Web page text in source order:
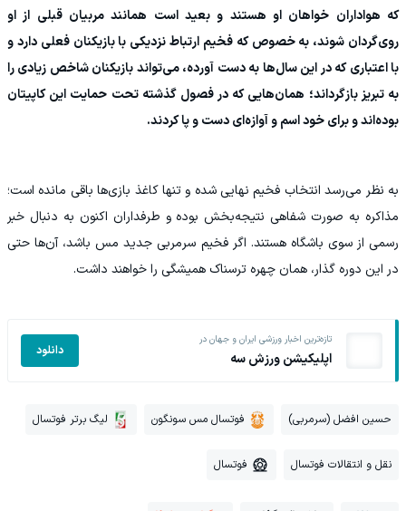
که هواداران خواهان او هستند و بعید است همانند مربیان قبلی از او
روی‌گردان شوند، به خصوص که فخیم ارتباط نزدیکی با بازیکنان فعلی دارد و
با اعتباری که در این سال‌ها به دست آورده، می‌تواند بازیکنان شاخص زیادی را
به تبریز بازگرداند؛ همان‌هایی که در فصول گذشته تحت حمایت این کاپیتان
بوده‌اند و برای خود اسم و آوازه‌ای دست و پا کردند.
به نظر می‌رسد انتخاب فخیم نهایی شده و تنها کاغذ بازی‌ها باقی مانده است؛
مذاکره به صورت شفاهی نتیجه‌بخش بوده و طرفداران اکنون به دنبال خبر
رسمی از سوی باشگاه هستند. اگر فخیم سرمربی جدید مس باشد، آن‌ها حتی
در این دوره گذار، همان چهره ترسناک همیشگی را خواهند داشت.
تازه‌ترین اخبار ورزشی ایران و جهان در
اپلیکیشن ورزش سه دانلود
حسین افضل (سرمربی) فوتسال مس سونگون لیگ برتر فوتسال
نقل و انتقالات فوتسال فوتسال